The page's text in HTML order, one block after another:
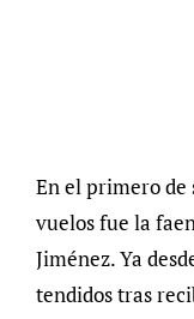
En el primero de
vuelos fue la
Jiménez. Ya
tendidos tras